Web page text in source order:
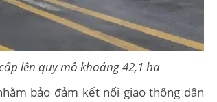
lên quy mô khoảng 42,1 ha
bảo đảm kết nối giao thông dân